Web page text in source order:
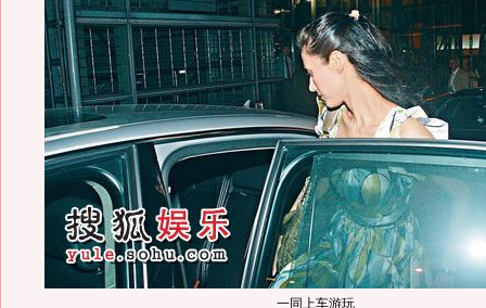
一同上车游玩